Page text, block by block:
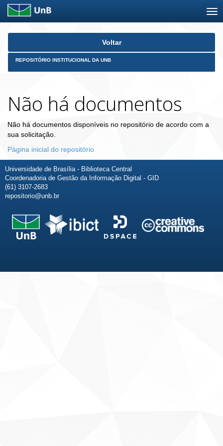
Skip
Voltar
REPOSITÓRIO INSTITUCIONAL DA UNB
Não há documentos
Não há documentos disponíveis no repositório de acordo com a
sua solicitação.
Página inicial do repositório
Universidade de Brasília - Biblioteca Central
Coordenadoria de Gestão da Informação Digital - GID
(61) 3107-2683
repositorio@unb.br